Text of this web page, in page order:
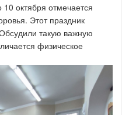
октября отмечается
Этот праздник
такую важную
физическое